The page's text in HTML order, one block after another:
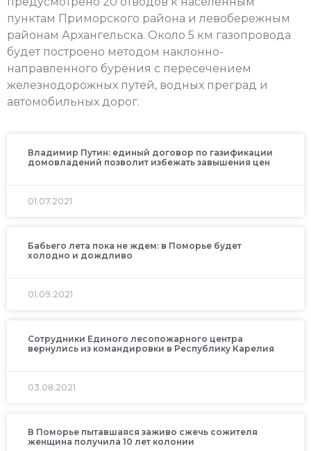
пунктам Приморского района и левобережным
районам Архангельска. Около 5 км газопровода
будет построено методом наклонно-
направленного бурения с пересечением
железнодорожных путей, водных преград и
автомобильных дорог.
Владимир Путин: единый договор по газификации
домовладений позволит избежать завышения цен
01.07.2021
Бабьего лета пока не ждем: в Поморье будет
холодно и дождливо
01.09.2021
Сотрудники Единого лесопожарного центра
вернулись из командировки в Республику Карелия
03.08.2021
В Поморье пытавшаяся заживо сжечь сожителя
женщина получила 10 лет колонии